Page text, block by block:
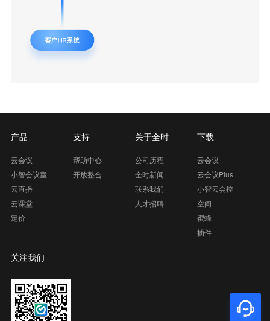
产品
云会议
小智会议室
云直播
云课堂
定价
支持
帮助中心
开放整合
关于全时
公司历程
全时新闻
联系我们
人才招聘
下载
云会议
云会议Plus
小智云会控
空间
蜜蜂
插件
关注我们